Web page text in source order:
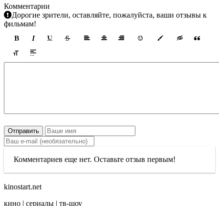
Комментарии
Дорогие зрители, оставляйте, пожалуйста, ваши отзывы к
фильмам!
Отправить
Комментариев еще нет. Оставьте отзыв первым!
kinostart.net
кино | сериалы | тв-шоу